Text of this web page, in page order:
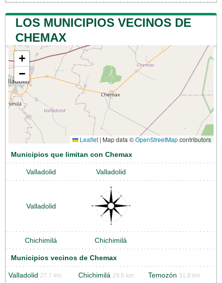
LOS MUNICIPIOS VECINOS DE
CHEMAX
+
−
Leaflet | Map data ©OpenStreetMapcontributors
Municipios que limitan con Chemax
Valladolid Valladolid
Valladolid
Chichimilá Chichimilá
Municipios vecinos de Chemax
Valladolid 27.7 km Chichimilá 29.6 km Temozón 31.8 km